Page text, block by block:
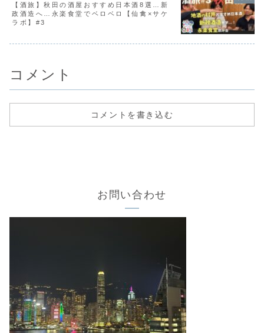
【酒旅】秋田の酒屋おすすめ日本酒8選…新
政酒造へ…永楽食堂でベロベロ【仙禽×サケ
ラボ】#3
コメント
コメントを書き込む
お問い合わせ